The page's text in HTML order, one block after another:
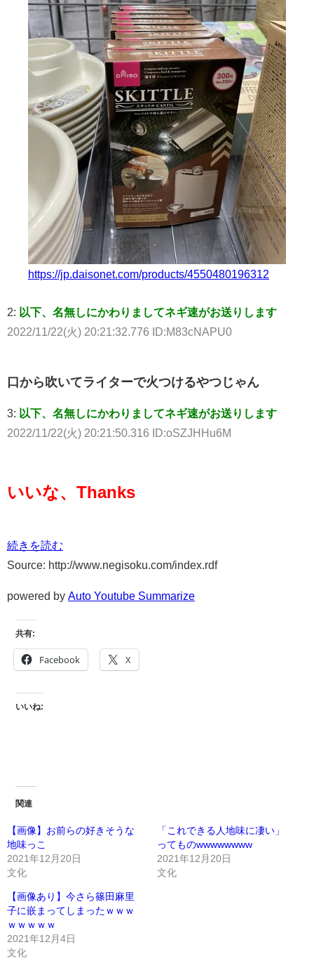
https://jp.daisonet.com/products/4550480196312
2: 以下、名無しにかわりましてネギ速がお送りします
2022/11/22(火) 20:21:32.776 ID:M83cNAPU0
口から吹いてライターで火つけるやつじゃん
3: 以下、名無しにかわりましてネギ速がお送りします
2022/11/22(火) 20:21:50.316 ID:oSZJHHu6M
いいな、Thanks
続きを読む
Source: http://www.negisoku.com/index.rdf
powered by Auto Youtube Summarize
共有:
Facebook X
いいね:
関連
【画像】お前らの好きそうな
地味っこ
2021年12月20日
文化
「これできる人地味に凄い」
ってものwwwwwwww
2021年12月20日
文化
【画像あり】今さら篠田麻里
子に嵌まってしまったｗｗｗ
ｗｗｗｗｗ
2021年12月4日
文化